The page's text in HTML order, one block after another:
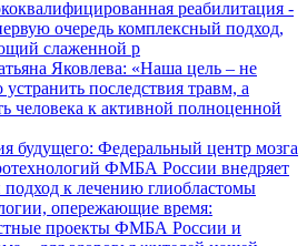
реабилитация -
очередь комплексный подход,
слаженной р
Яковлева: «Наша цель – не
устранить последствия травм, а
человека к активной полноценной
будущего: Федеральный центр мозга
ФМБА России внедряет
к лечению глиобластомы
опережающие время:
проекты ФМБА России и